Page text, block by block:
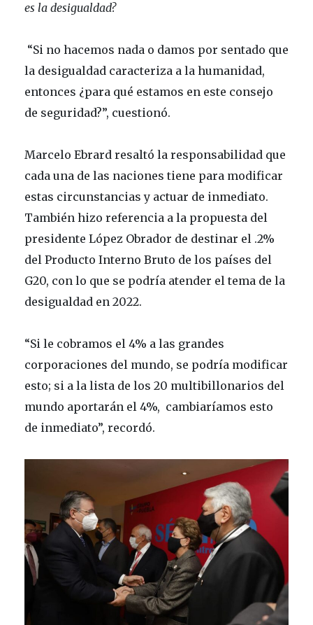
es la desigualdad?
“Si no hacemos nada o damos por sentado que
la desigualdad caracteriza a la humanidad,
entonces ¿para qué estamos en este consejo
de seguridad?”, cuestionó.
Marcelo Ebrard resaltó la responsabilidad que
cada una de las naciones tiene para modificar
estas circunstancias y actuar de inmediato.
También hizo referencia a la propuesta del
presidente López Obrador de destinar el .2%
del Producto Interno Bruto de los países del
G20, con lo que se podría atender el tema de la
desigualdad en 2022.
“Si le cobramos el 4% a las grandes
corporaciones del mundo, se podría modificar
esto; si a la lista de los 20 multibillonarios del
mundo aportarán el 4%, cambiaríamos esto
de inmediato”, recordó.